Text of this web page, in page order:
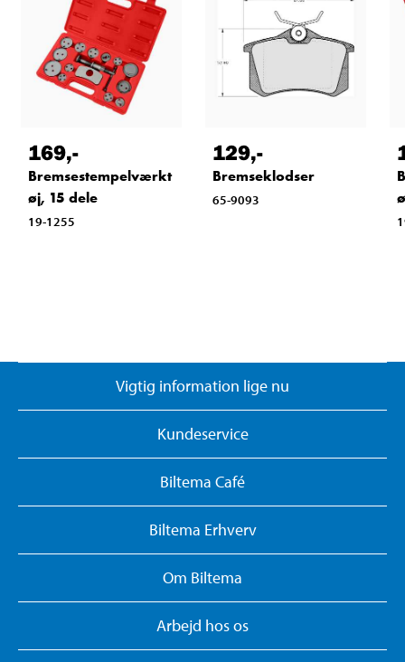
169,-
Bremsestempelværkt
øj, 15 dele
19-1255
129,-
Bremseklodser
65-9093
Vigtig information lige nu
Kundeservice
Biltema Café
Biltema Erhverv
Om Biltema
Arbejd hos os